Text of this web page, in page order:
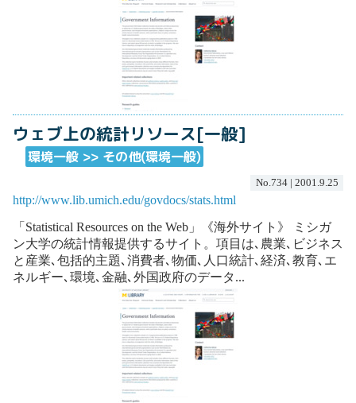
ウェブ上の統計リソース[一般]
環境一般 >> その他(環境一般)
No.734 | 2001.9.25
http://www.lib.umich.edu/govdocs/stats.html
「Statistical Resources on the Web」《海外サイト》 ミシガ
ン大学の統計情報提供するサイト。項目は､農業､ビジネス
と産業､包括的主題､消費者､物価､人口統計､経済､教育､エ
ネルギー､環境､金融､外国政府のデータ...